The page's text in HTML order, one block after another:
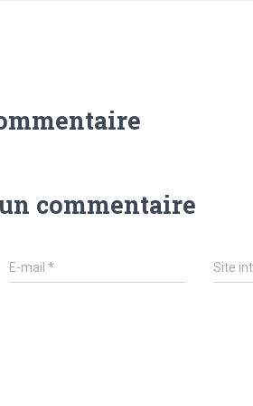
commentaire
E-mail* Site